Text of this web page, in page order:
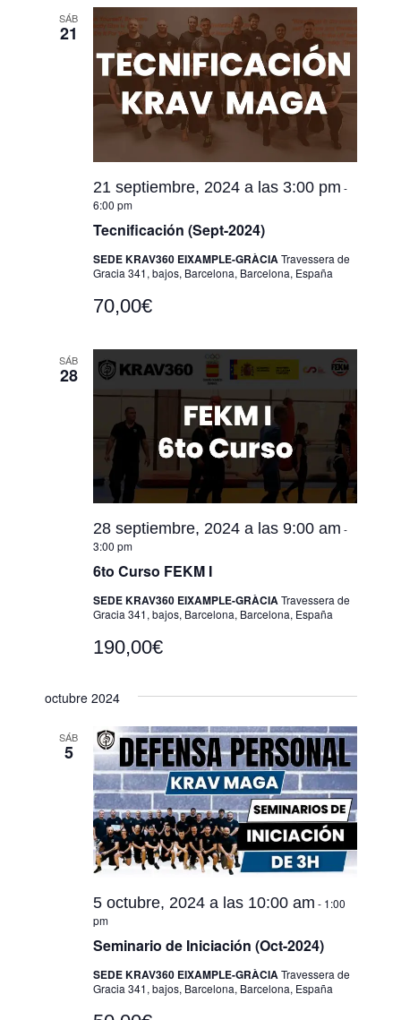
SÁB
21
Tecnificación (Sept-2024)
21 septiembre, 2024 a las 3:00 pm -
6:00 pm
SEDE KRAV360 EIXAMPLE-GRÀCIATravessera de
Gracia 341, bajos, Barcelona, Barcelona, España
70,00€
SÁB
28
6to Curso FEKM I
28 septiembre, 2024 a las 9:00 am -
3:00 pm
SEDE KRAV360 EIXAMPLE-GRÀCIATravessera de
Gracia 341, bajos, Barcelona, Barcelona, España
190,00€
octubre 2024
SÁB
5
Seminario de Iniciación (Oct-2024)
5 octubre, 2024 a las 10:00 am - 1:00
pm
SEDE KRAV360 EIXAMPLE-GRÀCIATravessera de
Gracia 341, bajos, Barcelona, Barcelona, España